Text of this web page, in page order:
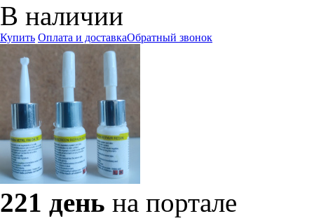
В наличии
Купить Оплата и доставкаОбратный звонок
221 день на портале